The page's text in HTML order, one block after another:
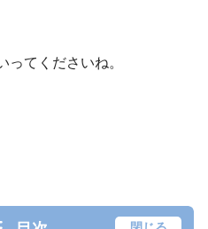
ってくださいね。